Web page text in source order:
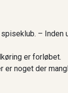
– Inden
er forløbet.
noget der